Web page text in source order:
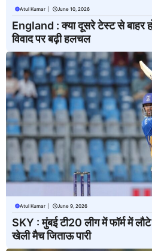
Atul Kumar June 10, 2026
England : क्या दूसरे टेस्ट से बाहर
विवाद पर बढ़ी हलचल
Atul Kumar June 9, 2026
SKY : मुंबई टी20 लीग में फॉर्म में
खेली मैच जिताऊ पारी